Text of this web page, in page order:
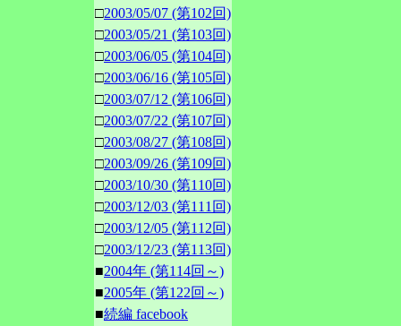
□2003/05/07 (第102回)
□2003/05/21 (第103回)
□2003/06/05 (第104回)
□2003/06/16 (第105回)
□2003/07/12 (第106回)
□2003/07/22 (第107回)
□2003/08/27 (第108回)
□2003/09/26 (第109回)
□2003/10/30 (第110回)
□2003/12/03 (第111回)
□2003/12/05 (第112回)
□2003/12/23 (第113回)
■2004年 (第114回～)
■2005年 (第122回～)
■続編 facebook